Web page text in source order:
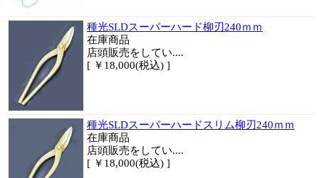
種光SLDスーパーハード柳刃240ｍｍ
在庫商品
店頭販売をしてい....
[ ￥18,000(税込) ]
種光SLDスーパーハードスリム柳刃240ｍｍ
在庫商品
店頭販売をしてい....
[ ￥18,000(税込) ]